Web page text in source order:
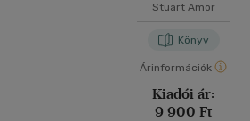
Stuart Amor
Könyv
Árinformációk
Kiadói ár:
9 900 Ft